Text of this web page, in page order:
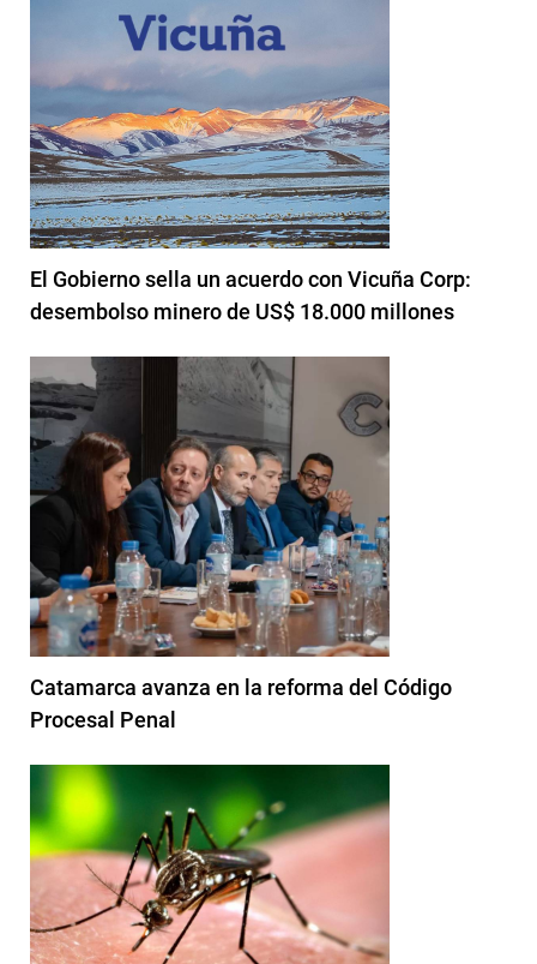
El Gobierno sella un acuerdo con Vicuña Corp:
desembolso minero de US$ 18.000 millones
Catamarca avanza en la reforma del Código
Procesal Penal